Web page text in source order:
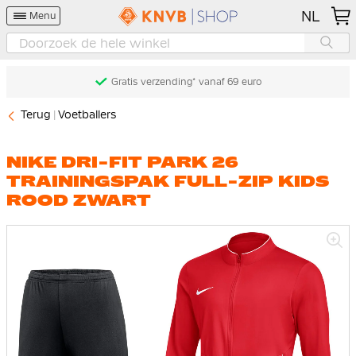
Menu NL
Gratis verzending* vanaf 69 euro
Terug Voetballers
NIKE DRI-FIT PARK 26
TRAININGSPAK FULL-ZIP KIDS
ROOD ZWART
afbeeldingen-
gallerij